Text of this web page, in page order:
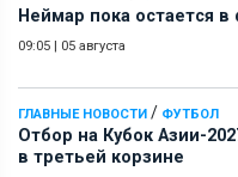
Неймар пока остается в
09:05 | 05 августа
ГЛАВНЫЕ НОВОСТИ / ФУТБОЛ
Отбор на Кубок Азии-
в третьей корзине